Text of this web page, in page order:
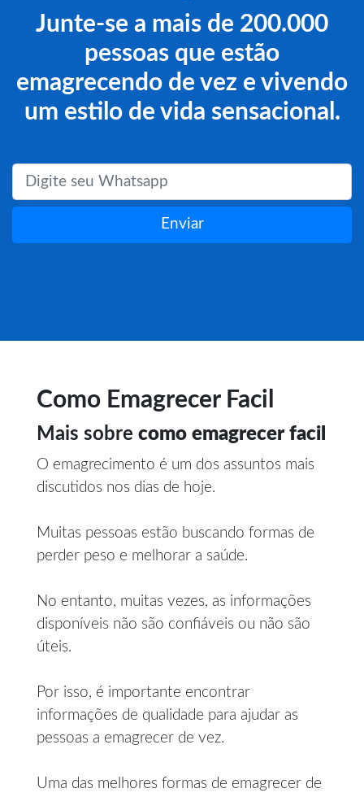
Junte-se a mais de 200.000
pessoas que estão
emagrecendo de vez e vivendo
um estilo de vida sensacional.
Enviar
Como Emagrecer Facil
Mais sobre como emagrecer facil
O emagrecimento é um dos assuntos mais
discutidos nos dias de hoje.
Muitas pessoas estão buscando formas de
perder peso e melhorar a saúde.
No entanto, muitas vezes, as informações
disponíveis não são confiáveis ou não são
úteis.
Por isso, é importante encontrar
informações de qualidade para ajudar as
pessoas a emagrecer de vez.
Uma das melhores formas de emagrecer de